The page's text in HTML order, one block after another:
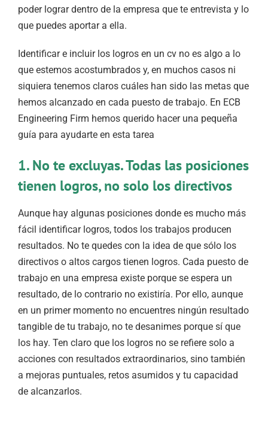
poder lograr dentro de la empresa que te entrevista y lo
que puedes aportar a ella.
Identificar e incluir los logros en un cv no es algo a lo
que estemos acostumbrados y, en muchos casos ni
siquiera tenemos claros cuáles han sido las metas que
hemos alcanzado en cada puesto de trabajo. En ECB
Engineering Firm hemos querido hacer una pequeña
guía para ayudarte en esta tarea
1. No te excluyas. Todas las posiciones
tienen logros, no solo los directivos
Aunque hay algunas posiciones donde es mucho más
fácil identificar logros, todos los trabajos producen
resultados. No te quedes con la idea de que sólo los
directivos o altos cargos tienen logros. Cada puesto de
trabajo en una empresa existe porque se espera un
resultado, de lo contrario no existiría. Por ello, aunque
en un primer momento no encuentres ningún resultado
tangible de tu trabajo, no te desanimes porque sí que
los hay. Ten claro que los logros no se refiere solo a
acciones con resultados extraordinarios, sino también
a mejoras puntuales, retos asumidos y tu capacidad
de alcanzarlos.